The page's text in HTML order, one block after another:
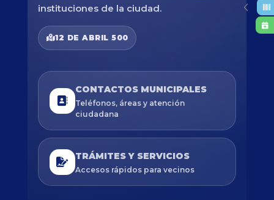
instituciones de la ciudad.
12 DE ABRIL 500
CONTACTOS MUNICIPALES
Teléfonos, áreas y atención
ciudadana
TRÁMITES Y SERVICIOS
Accesos rápidos para vecinos